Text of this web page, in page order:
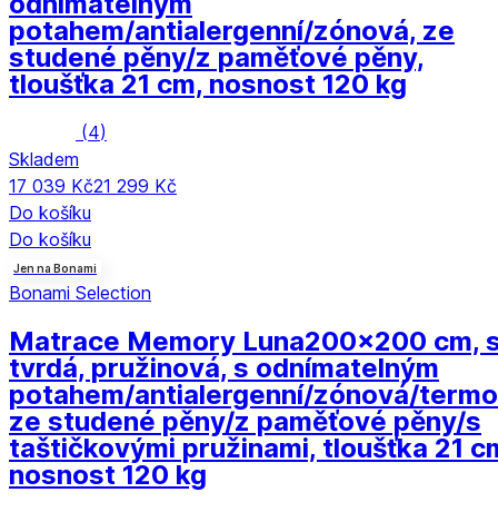
potahem/antialergenní/zónová, ze
studené pěny/z paměťové pěny,
tloušťka 21 cm, nosnost 120 kg
(4)
Skladem
17 039 Kč21 299 Kč
Do košíku
Do košíku
Jen na Bonami
Bonami Selection
Matrace Memory Luna200x200 cm,
tvrdá, pružinová, s odnímatelným
potahem/antialergenní/zónová/
ze studené pěny/z paměťové pěny/s
taštičkovými pružinami, tloušťka 21
nosnost 120 kg